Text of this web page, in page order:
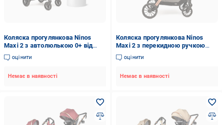
Коляска прогулянкова Ninos
Maxi 2 з автолюлькою 0+ від
народження Dark Grey/Gold
(NM2025CSGG)
оцінити
Немає в наявності
Коляска прогулянкова Ninos
Maxi 2 з перекидною ручкою
Light Grey/Gold (NM2025LG)
оцінити
Немає в наявності